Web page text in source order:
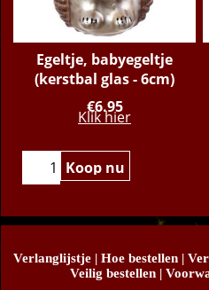
Egeltje, babyegeltje
(kerstbal glas - 6cm)
€6.95
Klik hier
Koop nu
Verlanglijstje | Hoe bestellen |
Veilig bestellen |